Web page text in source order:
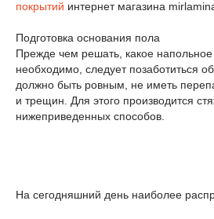
покрытий интернет магазина
Подготовка основания пола
Прежде чем решать, какое
необходимо, следует позаботиться
должно быть ровным, не иметь
и трещин. Для этого производится
нижеприведенных способов.
На сегодняшний день наиболее